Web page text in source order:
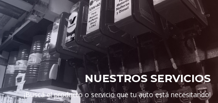
NUESTROS SERVICIOS
¡Buscá el producto o servicio que tu auto está necesitando!